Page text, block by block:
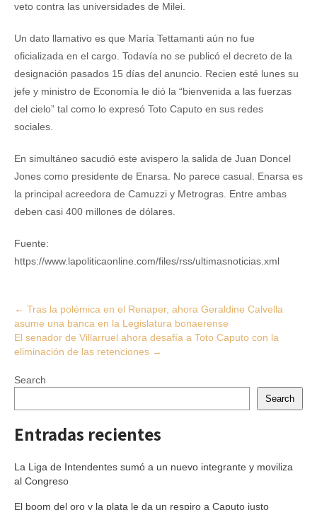
veto contra las universidades de Milei.
Un dato llamativo es que María Tettamanti aún no fue
oficializada en el cargo. Todavía no se publicó el decreto de la
designación pasados 15 días del anuncio. Recien esté lunes su
jefe y ministro de Economía le dió la “bienvenida a las fuerzas
del cielo” tal como lo expresó Toto Caputo en sus redes
sociales.
En simultáneo sacudió este avispero la salida de Juan Doncel
Jones como presidente de Enarsa. No parece casual. Enarsa es
la principal acreedora de Camuzzi y Metrogras. Entre ambas
deben casi 400 millones de dólares.
Fuente:
https://www.lapoliticaonline.com/files/rss/ultimasnoticias.xml
Post
navigation
← Tras la polémica en el Renaper, ahora Geraldine Calvella
asume una banca en la Legislatura bonaerense
El senador de Villarruel ahora desafía a Toto Caputo con la
eliminación de las retenciones →
Search
Search
Entradas recientes
La Liga de Intendentes sumó a un nuevo integrante y moviliza
al Congreso
El boom del oro y la plata le da un respiro a Caputo justo